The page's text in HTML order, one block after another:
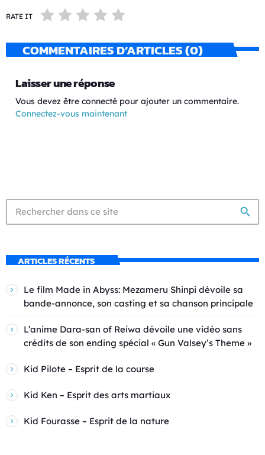
RATE IT
COMMENTAIRES D’ARTICLES (0)
Laisser une réponse
Vous devez être connecté pour ajouter un commentaire.
Connectez-vous maintenant
search
ARTICLES RÉCENTS
Le film Made in Abyss: Mezameru Shinpi dévoile sa
bande-annonce, son casting et sa chanson principale
L’anime Dara-san of Reiwa dévoile une vidéo sans
crédits de son ending spécial « Gun Valsey’s Theme »
Kid Pilote – Esprit de la course
Kid Ken – Esprit des arts martiaux
Kid Fourasse – Esprit de la nature